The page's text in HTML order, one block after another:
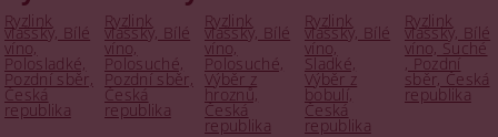
Ryzlink
vlašský, Bílé
víno,
Polosladké,
Pozdní sběr,
Česká
republika
Ryzlink
vlašský, Bílé
víno,
Polosuché,
Pozdní sběr,
Česká
republika
Ryzlink
vlašský, Bílé
víno,
Polosuché,
Výběr z
hroznů,
Česká
republika
Ryzlink
vlašský, Bílé
víno,
Sladké,
Výběr z
bobulí,
Česká
republika
Ryzlink
vlašský, Bílé
víno, Suché
, Pozdní
sběr, Česká
republika